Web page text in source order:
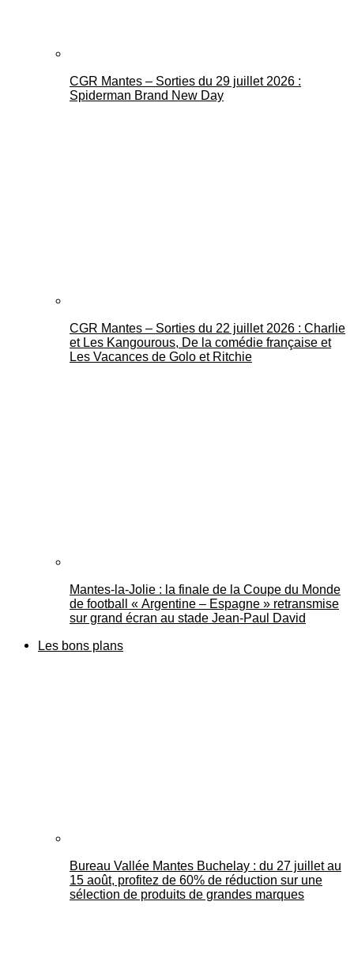
CGR Mantes – Sorties du 29 juillet 2026 :
Spiderman Brand New Day
CGR Mantes – Sorties du 22 juillet 2026 : Charlie
et Les Kangourous, De la comédie française et
Les Vacances de Golo et Ritchie
Mantes-la-Jolie : la finale de la Coupe du Monde
de football « Argentine – Espagne » retransmise
sur grand écran au stade Jean-Paul David
Les bons plans
Bureau Vallée Mantes Buchelay : du 27 juillet au
15 août, profitez de 60% de réduction sur une
sélection de produits de grandes marques